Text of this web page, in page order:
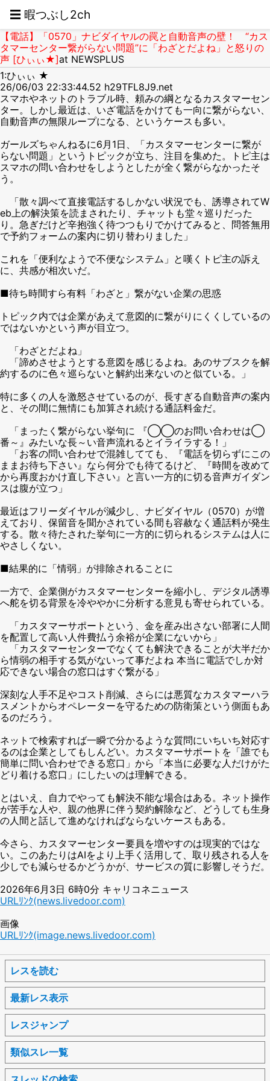
☰ 暇つぶし2ch
【電話】「0570」ナビダイヤルの罠と自動音声の壁！ “カス
タマーセンター繋がらない問題”に「わざとだよね」と怒りの
声 [ひぃぃ★]at NEWSPLUS
1:ひぃぃ ★
26/06/03 22:33:44.52 h29TFL8J9.net
スマホやネットのトラブル時、頼みの綱となるカスタマーセン
ター。しかし最近は、いざ電話をかけても一向に繋がらない、
自動音声の無限ループになる、というケースも多い。
ガールズちゃんねるに6月1日、「カスタマーセンターに繋が
らない問題」というトピックが立ち、注目を集めた。トピ主は
スマホの問い合わせをしようとしたが全く繋がらなかったそ
う。
「散々調べて直接電話するしかない状況でも、誘導されてW
eb上の解決策を読まされたり、チャットも堂々巡りだった
り。急ぎだけど辛抱強く待つつもりでかけてみると、問答無用
で予約フォームの案内に切り替わりました」
これを「便利なようで不便なシステム」と嘆くトピ主の訴え
に、共感が相次いだ。
■待ち時間すら有料「わざと」繋がない企業の思惑
トピック内では企業があえて意図的に繋がりにくくしているの
ではないかという声が目立つ。
「わざとだよね」
「諦めさせようとする意図を感じるよね。あのサブスクを解
約するのに色々巡らないと解約出来ないのと似ている。」
特に多くの人を激怒させているのが、長すぎる自動音声の案内
と、その間に無情にも加算され続ける通話料金だ。
「まったく繋がらない挙句に 『◯◯のお問い合わせは◯
番～』みたいな長～い音声流れるとイライラする！」
「お客の問い合わせで混雑してても、『電話を切らずにこの
ままお待ち下さい』なら何分でも待てるけど、『時間を改めて
から再度おかけ直し下さい』と言い一方的に切る音声ガイダン
スは腹が立つ」
最近はフリーダイヤルが減少し、ナビダイヤル（0570）が増
えており、保留音を聞かされている間も容赦なく通話料が発生
する。散々待たされた挙句に一方的に切られるシステムは人に
やさしくない。
■結果的に「情弱」が排除されることに
一方で、企業側がカスタマーセンターを縮小し、デジタル誘導
へ舵を切る背景を冷ややかに分析する意見も寄せられている。
「カスタマーサポートという、金を産み出さない部署に人間
を配置して高い人件費払う余裕が企業にないから」
「カスタマーセンターでなくても解決できることが大半だか
ら情弱の相手する気がないって事だよね 本当に電話でしか対
応できない場合の窓口はすぐ繋がる」
深刻な人手不足やコスト削減、さらには悪質なカスタマーハラ
スメントからオペレーターを守るための防衛策という側面もあ
るのだろう。
ネットで検索すれば一瞬で分かるような質問にいちいち対応す
るのは企業としてもしんどい。カスタマーサポートを「誰でも
簡単に問い合わせできる窓口」から「本当に必要な人だけがた
どり着ける窓口」にしたいのは理解できる。
とはいえ、自力でやっても解決不能な場合はある。ネット操作
が苦手な人や、親の他界に伴う契約解除など、どうしても生身
の人間と話して進めなければならないケースもある。
今さら、カスタマーセンター要員を増やすのは現実的ではな
い。このあたりはAIをより上手く活用して、取り残される人を
少しでも減らせるかどうかが、サービスの質に影響しそうだ。
2026年6月3日 6時0分 キャリコネニュース
URLﾘﾝｸ(news.livedoor.com)
画像
URLﾘﾝｸ(image.news.livedoor.com)
レスを読む
最新レス表示
レスジャンプ
類似スレ一覧